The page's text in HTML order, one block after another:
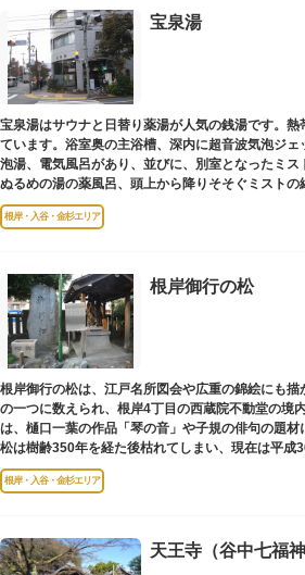
宝泉湯
宝泉湯はサウナと日替り薬湯が人気の銭湯です。熱
ています。浴室奥の主浴槽、深内に超音波気泡ジ
泡湯、電気風呂があり、並びに、別室となったミス
ぬるめの湯の薬風呂、頭上から降りそそぐミストの
と評判です。
根岸・入谷・金杉エリア
根岸御行の松
根岸御行の松は、江戸名所図会や広重の錦絵にも
の一つに数えられ、根岸4丁目の西蔵院不動堂の境
は、樋口一葉の作品「琴の音」や子規の俳句の題
松は樹齢350年を経た後枯れてしまい、現在は平成
の松になります。
根岸・入谷・金杉エリア